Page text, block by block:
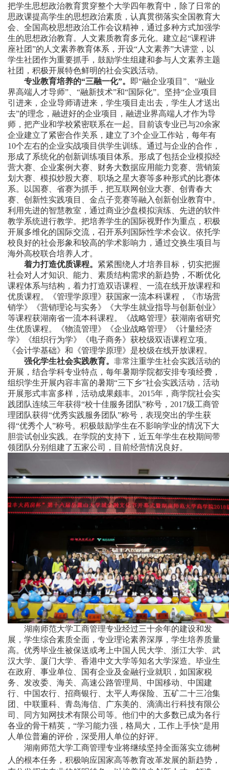
把学生思想政治教育贯穿整个大学四年教育中，除了日常的
思政课提高学生的思想政治素质，认真贯彻落实全国教育大
会、全国高校思想政治工作会议精神，通过多种方式加强学
生的思想政治教育。人文素质教育多元化。建立起“课程讲
座社团”的人文素养教育体系，开设“人文素养”大讲堂，以
学生社团作为重要抓手，鼓励学生组建和参与人文素养主题
社团，积极开展特色鲜明的社会实践活动。
专业教育培养的“三融一化”。
即“融企业项目”、“融业
界高端人才导师”、“融新技术”和“国际化”。坚持“企业项目
引进来，企业导师请进来，学生项目走出去，学生人才送出
去”的理念，融进好的企业项目，融进业界高端人才作为导
师，把产业和学校紧密联系在一起。目前该专业已与20余家
企业建立了紧密合作关系，建立了3个企业工作站，每年有
10个左右的企业实战项目供学生训练。通过与企业的合作，
形成了系统化的创新训练项目体系。形成了包括企业模拟经
营大赛、企业案例大赛、财务大数据应用能力竞赛、营销策
划大赛、模拟炒股大赛、职场之星大赛等多种形式的比赛体
系。以国赛、省赛为抓手，把互联网创业大赛、创青春大
赛、创新性实践项目、金点子竞赛等融入创新创业教育中。
利用先进的智慧教室，通过商业沙盘模拟演练、先进的软件
教学系统进行教学。把培养学生的国际视野作为重点，积极
开展多维化的国际交流，召开系列国际性学术会议。依托学
校良好的社会形象和较高的学术影响力，通过交换生项目与
海外高校联合培养人才。
着力打造优质课程。 紧紧围绕人才培养目标，切实把握
社会对人才知识、能力、素质结构需求的新趋势，不断优化
课程体系与结构，着力打造双语课程、一流在线开放课程和
优质课程。《管理学原理》获国家一流本科课程，《市场营
销学》《营销理论与实务》《大学生就业指导与创新创业》
等课程获湖南省一流本科课程。《战略管理》获湖南省研究
生优质课程。《物流管理》《企业战略管理》《计量经济
学》《组织行为学》《电子商务》获校级双语课程立项。
《会计学基础》和《管理学原理》是校级在线开放课程。
强化学生社会实践教育。 非常注重学生社会实践活动的
开展，结合学科专业特点，每年暑期学院都安排专项经费，
组织学生开展内容丰富的暑期“三下乡”社会实践活动，活动
开展形式丰富多样，活动成果颇丰。 2015年，商学院社会实
践团队连续三年获得“校十佳服务团队”称号， 2017级工商管
理团队获得“优秀实践服务团队”称号，表现突出的学生获
得“优秀个人”称号。积极鼓励学生在不影响学业的情况下大
胆尝试创业实践。在学院的支持下，近五年学生在校期间带
领团队分别组建了五家公司，目前经营情况良好。
湖南师范大学工商管理专业经过三十余年的建设和发
展，学生综合素质全面，专业理论素养深厚，学生培养质量
高。优秀毕业生被保送或考上中国人民大学、浙江大学、武
汉大学、厦门大学、香港中文大学等知名大学深造。毕业生
在政府、事业单位、国有企业及金融行业就职，如国家税
务、发改委、海关、高速公路管理局、中国移动、中国建
行、中国农行、招商银行、太平人寿保险、五矿二十三冶集
团、中联重科、青岛海信、广东美的、滴滴出行科技有限公
司、同方知网技术有限公司等。他们中的大多数已成为各行
各业的骨干精英，“学习能力强，格局大，工作上手快”是用
人单位普遍的评价，深受用人单位的好评。
湖南师范大学工商管理专业将继续坚持全面落实立德树
人的根本任务，积极响应国家高等教育改革发展的新趋势 ，